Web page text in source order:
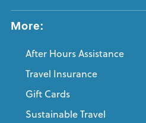
More:
After Hours Assistance
Travel Insurance
Gift Cards
Sustainable Travel